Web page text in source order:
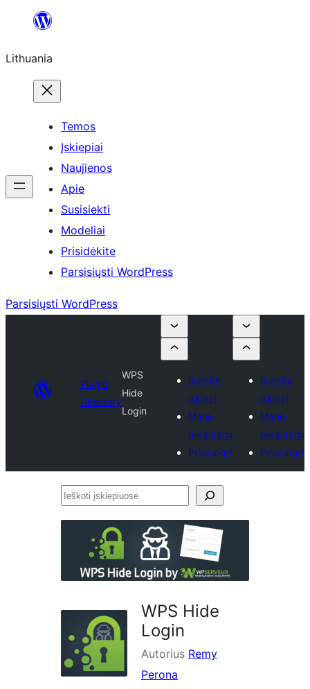
turinio
Lithuania
Temos
Įskiepiai
Naujienos
Apie
Susisiekti
Modeliai
Prisidėkite
Parsisiųsti WordPress
Parsisiųsti WordPress
Plugin
Directory
WPS
Hide
Login
Įkelkite
įskiepį
Mano
mėgstami
Prisijungti
Įkelkite
įskiepį
Mano
mėgstami
Prisijungti
Ieškoti
WPS Hide
Login
Autorius Remy
Perona